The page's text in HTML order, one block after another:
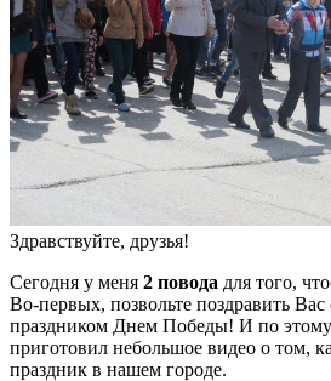
Здравствуйте, друзья!
Сегодня у меня 2 повода для того,
Во-первых, позвольте поздравить
праздником Днем Победы! И по
приготовил небольшое видео о том,
праздник в нашем городе.